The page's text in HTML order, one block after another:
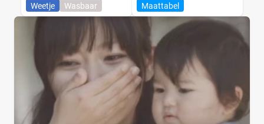
Weetje Wasbaar Maattabel